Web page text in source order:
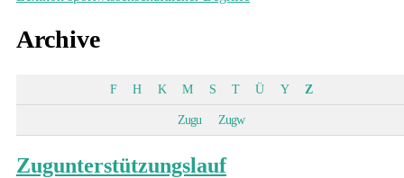
Archive
F H K M S T Ü Y Z
Zugu Zugw
Zugunterstützungslauf